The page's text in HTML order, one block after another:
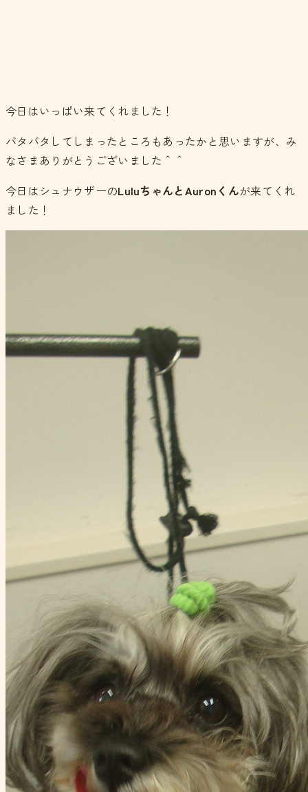
今日はいっぱい来てくれました！
バタバタしてしまったところもあったかと思いますが、み
なさまありがとうございました＾＾
今日はシュナウザーのLuluちゃんとAuronくんが来てくれ
ました！